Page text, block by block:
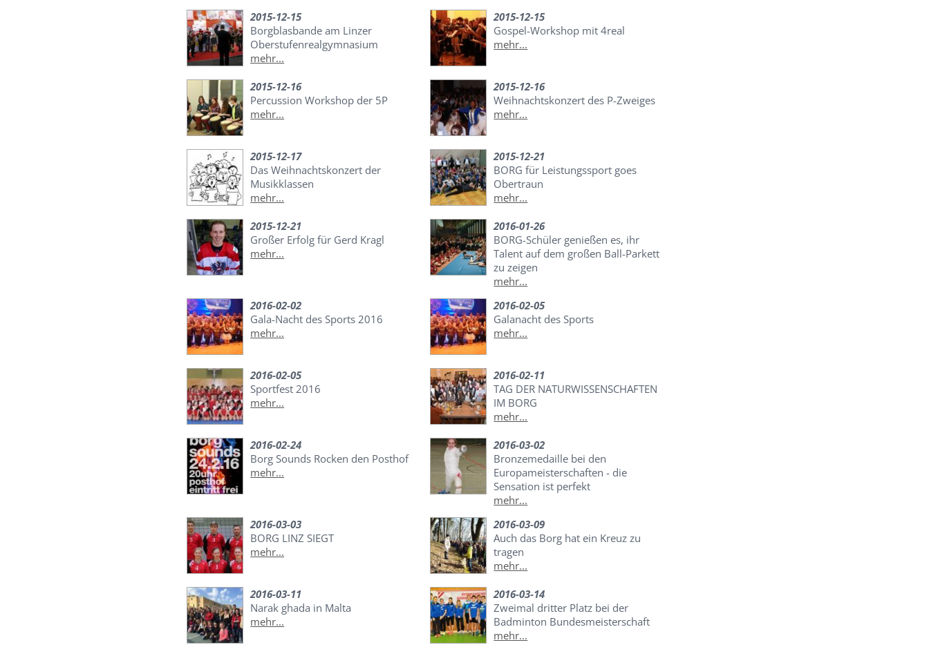
2015-12-15
Borgblasbande am Linzer
Oberstufenrealgymnasium
mehr...
2015-12-15
Gospel-Workshop mit 4real
mehr...
2015-12-16
Percussion Workshop der 5P
mehr...
2015-12-16
Weihnachtskonzert des P-Zweiges
mehr...
2015-12-17
Das Weihnachtskonzert der
Musikklassen
mehr...
2015-12-21
BORG für Leistungssport goes
Obertraun
mehr...
2015-12-21
Großer Erfolg für Gerd Kragl
mehr...
2016-01-26
BORG-Schüler genießen es, ihr
Talent auf dem großen Ball-Parkett
zu zeigen
mehr...
2016-02-02
Gala-Nacht des Sports 2016
mehr...
2016-02-05
Galanacht des Sports
mehr...
2016-02-05
Sportfest 2016
mehr...
2016-02-11
TAG DER NATURWISSENSCHAFTEN
IM BORG
mehr...
2016-02-24
Borg Sounds Rocken den Posthof
mehr...
2016-03-02
Bronzemedaille bei den
Europameisterschaften - die
Sensation ist perfekt
mehr...
2016-03-03
BORG LINZ SIEGT
mehr...
2016-03-09
Auch das Borg hat ein Kreuz zu
tragen
mehr...
2016-03-11
Narak ghada in Malta
mehr...
2016-03-14
Zweimal dritter Platz bei der
Badminton Bundesmeisterschaft
mehr...